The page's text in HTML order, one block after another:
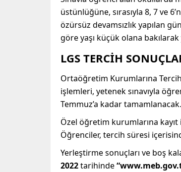
üstünlüğüne, sırasıyla 8, 7 ve
özürsüz devamsızlık yapılan
göre yaşı küçük olana
LGS TERCİH
Ortaöğretim Kurumlarına
işlemleri, yetenek sınavıyla
Temmuz’a kadar tamamlanacak.
Özel öğretim kurumlarına
Öğrenciler, tercih süresi
Yerleştirme sonuçları ve boş
2022tarihinde